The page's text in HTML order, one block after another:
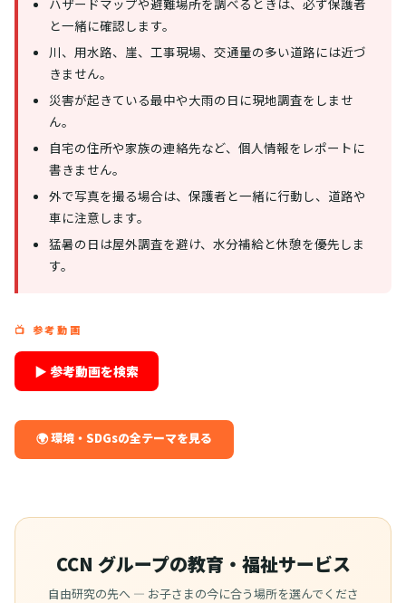
と一緒に確認します。
川、用水路、崖、工事現場、交通量の多い道路には近づ
きません。
災害が起きている最中や大雨の日に現地調査をしませ
ん。
自宅の住所や家族の連絡先など、個人情報をレポートに
書きません。
外で写真を撮る場合は、保護者と一緒に行動し、道路や
車に注意します。
猛暑の日は屋外調査を避け、水分補給と休憩を優先しま
す。
📺 参考動画
▶ 参考動画を検索
🌍 環境・SDGsの全テーマを見る
CCN グループの教育・福祉サービス
自由研究の先へ — お子さまの今に合う場所を選んでくださ